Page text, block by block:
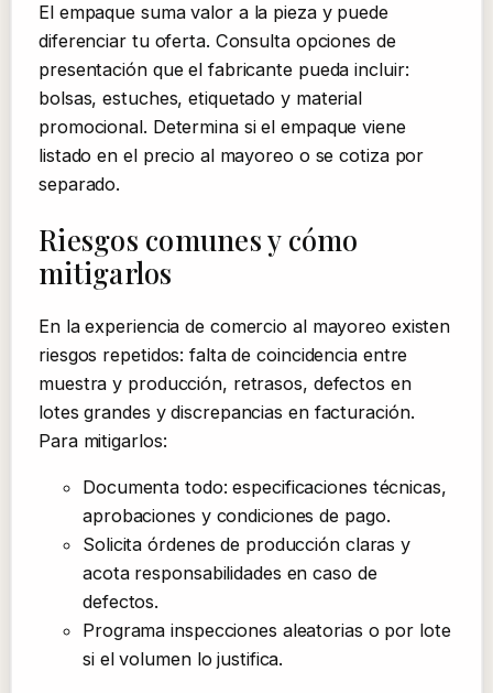
El empaque suma valor a la pieza y puede
diferenciar tu oferta. Consulta opciones de
presentación que el fabricante pueda incluir:
bolsas, estuches, etiquetado y material
promocional. Determina si el empaque viene
listado en el precio al mayoreo o se cotiza por
separado.
Riesgos comunes y cómo
mitigarlos
En la experiencia de comercio al mayoreo existen
riesgos repetidos: falta de coincidencia entre
muestra y producción, retrasos, defectos en
lotes grandes y discrepancias en facturación.
Para mitigarlos:
Documenta todo: especificaciones técnicas,
aprobaciones y condiciones de pago.
Solicita órdenes de producción claras y
acota responsabilidades en caso de
defectos.
Programa inspecciones aleatorias o por lote
si el volumen lo justifica.